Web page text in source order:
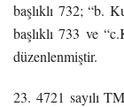
başlıklı 732; “b.
başlıklı 733 ve
düzenlenmiştir.
23. 4721 sayılı